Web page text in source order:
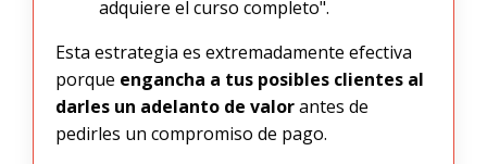
adquiere el curso completo".
Esta estrategia es extremadamente efectiva
porque engancha a tus posibles clientes al
darles un adelanto de valorantes de
pedirles un compromiso de pago.